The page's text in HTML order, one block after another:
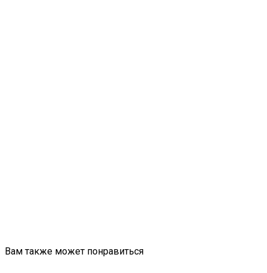
Вам также может понравиться